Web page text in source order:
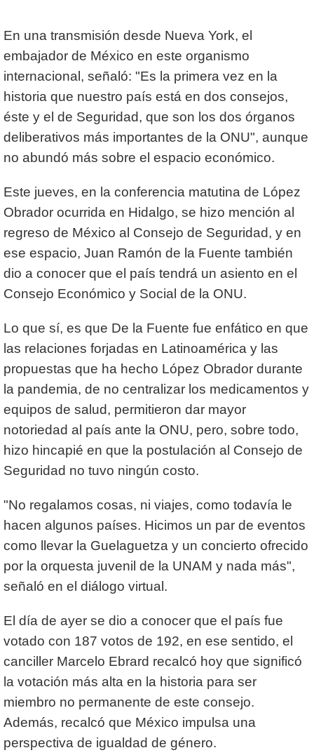
En una transmisión desde Nueva York, el
embajador de México en este organismo
internacional, señaló: "Es la primera vez en la
historia que nuestro país está en dos consejos,
éste y el de Seguridad, que son los dos órganos
deliberativos más importantes de la ONU", aunque
no abundó más sobre el espacio económico.
Este jueves, en la conferencia matutina de López
Obrador ocurrida en Hidalgo, se hizo mención al
regreso de México al Consejo de Seguridad, y en
ese espacio, Juan Ramón de la Fuente también
dio a conocer que el país tendrá un asiento en el
Consejo Económico y Social de la ONU.
Lo que sí, es que De la Fuente fue enfático en que
las relaciones forjadas en Latinoamérica y las
propuestas que ha hecho López Obrador durante
la pandemia, de no centralizar los medicamentos y
equipos de salud, permitieron dar mayor
notoriedad al país ante la ONU, pero, sobre todo,
hizo hincapié en que la postulación al Consejo de
Seguridad no tuvo ningún costo.
"No regalamos cosas, ni viajes, como todavía le
hacen algunos países. Hicimos un par de eventos
como llevar la Guelaguetza y un concierto ofrecido
por la orquesta juvenil de la UNAM y nada más",
señaló en el diálogo virtual.
El día de ayer se dio a conocer que el país fue
votado con 187 votos de 192, en ese sentido, el
canciller Marcelo Ebrard recalcó hoy que significó
la votación más alta en la historia para ser
miembro no permanente de este consejo.
Además, recalcó que México impulsa una
perspectiva de igualdad de género.